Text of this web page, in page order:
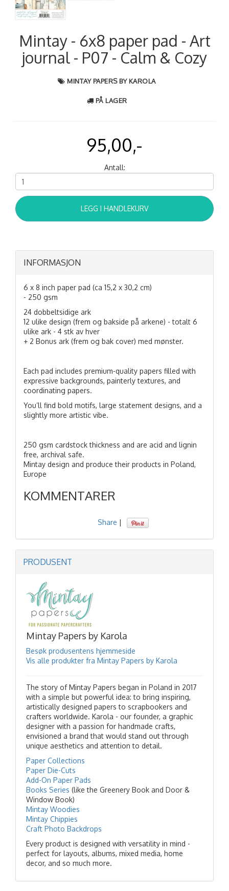
Mintay - 6x8 paper pad - Art
journal - P07 - Calm & Cozy
MINTAY PAPERS BY KAROLA
PÅ LAGER
95,00,-
Antall:
LEGG I HANDLEKURV
INFORMASJON
6 x 8 inch paper pad (ca 15,2 x 30,2 cm)
- 250 gsm
24 dobbeltsidige ark
12 ulike design (frem og bakside på arkene) - totalt 6
ulike ark - 4 stk av hver
+ 2 Bonus ark (frem og bak cover) med mønster.
Each pad includes premium-quality papers filled with
expressive backgrounds, painterly textures, and
coordinating papers.
You’ll find bold motifs, large statement designs, and a
slightly more artistic vibe.
250 gsm cardstock thickness and are acid and lignin
free, archival safe.
Mintay design and produce their products in Poland,
Europe
KOMMENTARER
Share |
PRODUSENT
Mintay Papers by Karola
Besøk produsentens hjemmeside
Vis alle produkter fra Mintay Papers by Karola
The story of Mintay Papers began in Poland in 2017
with a simple but powerful idea: to bring inspiring,
artistically designed papers to scrapbookers and
crafters worldwide. Karola - our founder, a graphic
designer with a passion for handmade crafts,
envisioned a brand that would stand out through
unique aesthetics and attention to detail.
Paper Collections
Paper Die-Cuts
Add-On Paper Pads
Books Series (like the Greenery Book and Door &
Window Book)
Mintay Woodies
Mintay Chippies
Craft Photo Backdrops
Every product is designed with versatility in mind -
perfect for layouts, albums, mixed media, home
decor, and so much more.